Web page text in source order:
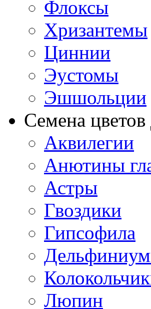
Флоксы
Хризантемы
Циннии
Эустомы
Эшшольции
Семена
Аквилегии
Анютины
Астры
Гвоздики
Гипсофила
Люпин